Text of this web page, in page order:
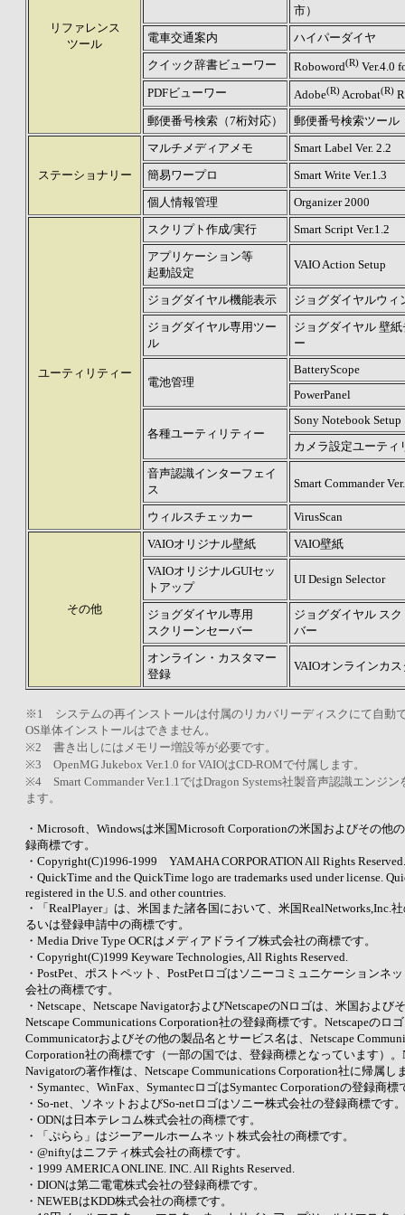
リファレンス
ツール
市）
電車交通案内
ハイパーダイヤ
クイック辞書ビューワー
Roboword(R) Ver.4.0
PDFビューワー
Adobe(R)Acrobat(R)
郵便番号検索（7桁対応）
郵便番号検索ツール
ステーショナリー
マルチメディアメモ
Smart Label Ver. 2.2
簡易ワープロ
Smart Write Ver.1.3
個人情報管理
Organizer 2000
ユーティリティー
スクリプト作成/実行
Smart Script Ver.1.2
アプリケーション等
起動設定
VAIO Action Setup
ジョグダイヤル機能表示
ジョグダイヤルウィ
ジョグダイヤル専用ツー
ル
ジョグダイヤル 壁
ー
電池管理
BatteryScope
PowerPanel
各種ユーティリティー
Sony Notebook Setup
カメラ設定ユーティ
音声認識インターフェイ
ス
Smart Commander
ウィルスチェッカー VirusScan
その他
VAIOオリジナル壁紙
VAIO壁紙
VAIOオリジナルGUIセッ
トアップ
UI Design Selector
ジョグダイヤル専用
スクリーンセーバー
ジョグダイヤル ス
バー
オンライン・カスタマー
登録
VAIOオンラインカ
※1 システムの再インストールは付属のリカバリーディスクにて自動
OS単体インストールはできません。
※2 書き出しにはメモリー増設等が必要です。
※3 OpenMG Jukebox Ver.1.0 for VAIOはCD-ROMで付属します。
※4 Smart Commander Ver.1.1ではDragon Systems社製音声認識エンジン
ます。
・Microsoft、Windowsは米国Microsoft Corporationの米国およびその他
録商標です。
・Copyright(C)1996-1999 YAMAHA CORPORATION All Rights Reserved.
・QuickTime and the QuickTime logo are trademarks used under license.
registered in the U.S. and other countries.
・「RealPlayer」は、米国また諸各国において、米国RealNetworks,Inc.
るいは登録申請中の商標です。
・Media Drive Type OCRはメディアドライブ株式会社の商標です。
・Copyright(C)1999 Keyware Technologies, All Rights Reserved.
・PostPet、ポストペット、PostPetロゴはソニーコミュニケーションネ
会社の商標です。
・Netscape、Netscape NavigatorおよびNetscapeのNロゴは、米国および
Netscape Communications Corporation社の登録商標です。Netscapeのロ
Communicatorおよびその他の製品名とサービス名は、Netscape
Corporation社の商標です（一部の国では、登録商標となっています）。
Navigatorの著作権は、Netscape Communications Corporation社に帰属し
・Symantec、WinFax、SymantecロゴはSymantec Corporationの登録商標
・So-net、ソネットおよびSo-netロゴはソニー株式会社の登録商標です。
・ODNは日本テレコム株式会社の商標です。
・「ぷらら」はジーアールホームネット株式会社の商標です。
・@niftyはニフティ株式会社の商標です。
・1999 AMERICA ONLINE. INC. All Rights Reserved.
・DIONは第二電電株式会社の登録商標です。
・NEWEBはKDD株式会社の商標です。